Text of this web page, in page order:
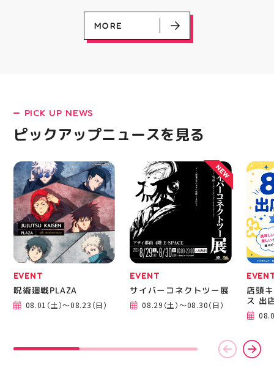
ピックアップニュース
EVENT
呪術廻戦PLAZA
08.01（土）～08.23（日）
EVENT
サイバーコネクトツー展
08.29（土）～08.30（日）
EVENT
店頭キッチンカースペース 出店カ
レンダー
08.01（土）～08.31（月）
EVENT
お祭りBBQビアガーデン 屋上で好
評営業中！
05.21（木）～09.27（日）
CAMPAIGN
ヨドバシカメラ 平日限定1時間駐
車サービス
CAMPAIGN
プレミアム駐車サービス [4～8F
専門店対象]
入り口横にて冷たいゼリ
ーや瓶ジュース、熱中症
た、5F店舗の当日のレシ
スポーツに関連したグッ
ズなどが当たりますので
ぜひご参加ください️ ・
ます️ スポーツナビゲー
ター一同当お待ちしてお
ります✧⁠◝⁠(⁠⁰⁠▿⁠⁰⁠)⁠◜⁠✧ #ゼビ
オ #アティ郡山
ど、作り方が分からな
い」 そんな初心者さん
も大歓迎です お洋服・
バッグ・小物など、 あ
という方もお気軽に 作
りたいものについてもご
ジュ 気になる方はDMま
たは店頭でお気軽にお問
い合わせください 写真
を横にスワイプして、完
成までの様子も見てね #
ピアネージュ #ミシン教
室 #ソーイング教室 #ミ
シン初心者 #ハンドメイ
ド 手作り 洋裁 ソーイン
グ 郡山市 郡山 福島県
手作りのある暮らし
MORE
PICK UP NEWS
ピックアップニュースを見る
EVENT
呪術廻戦PLAZA
08.01（土）～08.23（日）
EVENT
サイバーコネクトツー展
08.29（土）～08.30（日）
NEW
店頭
ス 出